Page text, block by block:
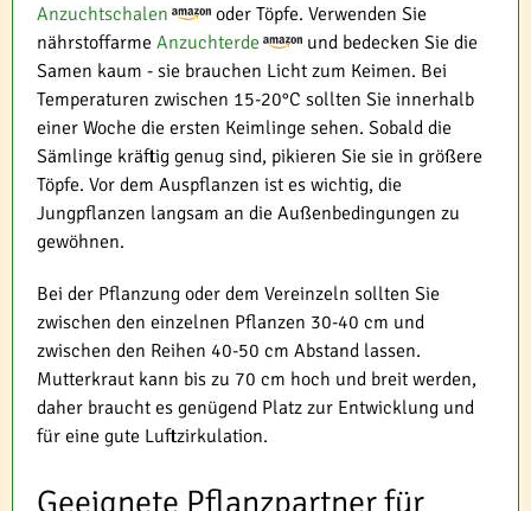
Anzuchtschalen
oder Töpfe. Verwenden Sie
nährstoffarme Anzuchterde
und bedecken Sie die
Samen kaum - sie brauchen Licht zum Keimen. Bei
Temperaturen zwischen 15-20°C sollten Sie innerhalb
einer Woche die ersten Keimlinge sehen. Sobald die
Sämlinge kräftig genug sind, pikieren Sie sie in größere
Töpfe. Vor dem Auspflanzen ist es wichtig, die
Jungpflanzen langsam an die Außenbedingungen zu
gewöhnen.
Bei der Pflanzung oder dem Vereinzeln sollten Sie
zwischen den einzelnen Pflanzen 30-40 cm und
zwischen den Reihen 40-50 cm Abstand lassen.
Mutterkraut kann bis zu 70 cm hoch und breit werden,
daher braucht es genügend Platz zur Entwicklung und
für eine gute Luftzirkulation.
Geeignete Pflanzpartner für